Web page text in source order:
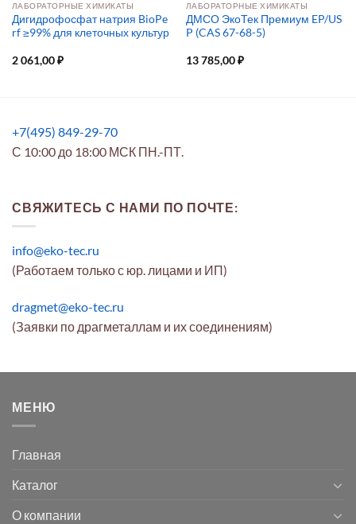
ЛАБОРАТОРНЫЕ ХИМИКАТЫ
Дигидрофосфат натрия BioPe
rf ≥99% для клеточных культур
2 061,00₽
ЛАБОРАТОРНЫЕ ХИМИКАТЫ
ДМСО ЭкоТек Премиум EP/US
P (CAS 67-68-5)
13 785,00₽
+7(495) 849-29-70
С 10:00 до 18:00 МСК ПН.-ПТ.
СВЯЖИТЕСЬ С НАМИ ПО ПОЧТЕ:
info@eko-tec.ru
(Работаем только с юр. лицами и ИП)
dragmet@eko-tec.ru
(Заявки по драгметаллам и их соединениям)
МЕНЮ
Главная
Каталог
О компании